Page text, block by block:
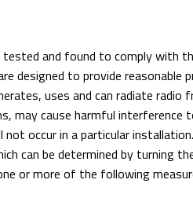
tested and found to comply with
designed to provide
uses and can radiate radio
may cause harmful interference
occur in a particular
can be determined by turning
or more of the following